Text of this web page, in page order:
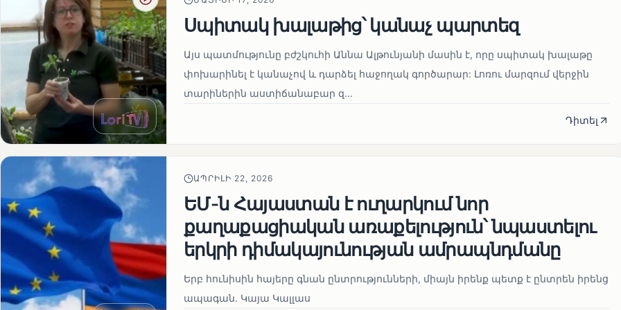
Սպիտակ խալաթից՝ կանաչ պարտեզ
Այս պատմությունը բժշկուհի Աննա Ալթունյանի մասին է, որը սպիտակ խալաթը
փոխարինել է կանաչով և դարձել հաջողակ գործարար: Լոռու մարզում վերջին
տարիներին աստիճանաբար զ...
Դիտել
ԱՊՐԻԼԻ 22, 2026
ԵՄ-ն Հայաստան է ուղարկում նոր
քաղաքացիական առաքելություն՝ նպաստելու
երկրի դիմակայունության ամրապնդմանը
Երբ հունիսին հայերը գնան ընտրությունների, միայն իրենք պետք է ընտրեն իրենց
ապագան. Կայա Կալլաս